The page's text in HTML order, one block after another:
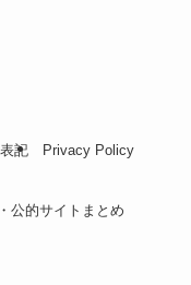
記
Privacy Policy
公的サイトまとめ